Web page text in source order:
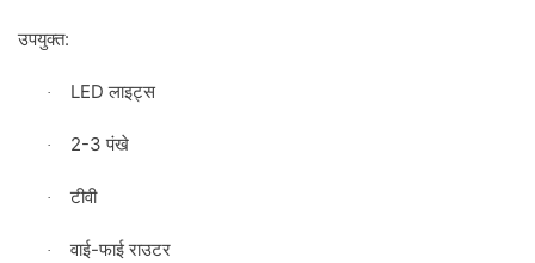
उपयुक्त:
· LEDलाइट्स
· 2-3पंखे
· टीवी
· वाई-फाई राउटर